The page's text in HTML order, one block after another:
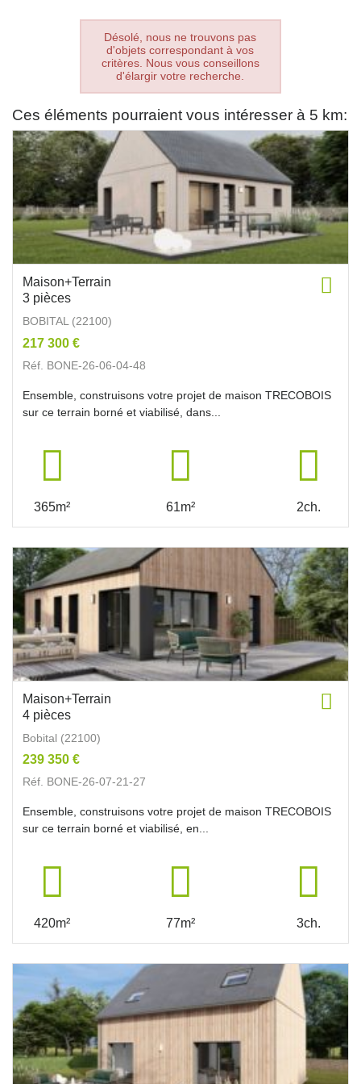
Désolé, nous ne trouvons pas
d'objets correspondant à vos
critères. Nous vous conseillons
d'élargir votre recherche.
Ces éléments pourraient vous intéresser à 5 km:
Maison+Terrain
3 pièces
BOBITAL (22100)
217 300 €
Réf. BONE-26-06-04-48
Ensemble, construisons votre projet de maison TRECOBOIS
sur ce terrain borné et viabilisé, dans...
365m² 61m² 2ch.
Maison+Terrain
4 pièces
Bobital (22100)
239 350 €
Réf. BONE-26-07-21-27
Ensemble, construisons votre projet de maison TRECOBOIS
sur ce terrain borné et viabilisé, en...
420m² 77m² 3ch.